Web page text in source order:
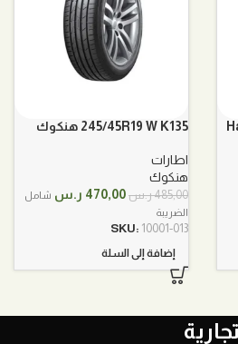
245/45R19 W K135 هنكوك
اطارات
هنكوك
485,00ر.س السعر
هو:
470,00 ر.س السعر
شامل
الضريبة
SKU: 10001-013
إضافة إلى السلة